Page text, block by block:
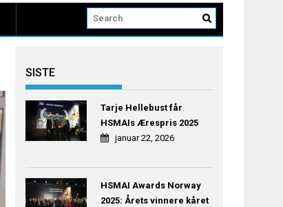
SISTE
Tarje Hellebust får
HSMAIs Ærespris 2025
januar 22, 2026
HSMAI Awards Norway
2025: Årets vinnere kåret